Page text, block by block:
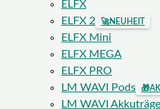
ELFX
ELFX 2
🚀NEUHEIT
ELFX Mini
ELFX MEGA
ELFX PRO
LM WAVI Pods
🎁
LM WAVI